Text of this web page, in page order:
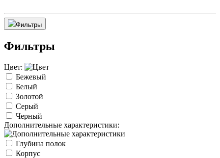
Фильтры
Фильтры
Цвет:
Бежевый
Белый
Золотой
Серый
Черный
Дополнительные характеристики:
Глубина полок
Корпус